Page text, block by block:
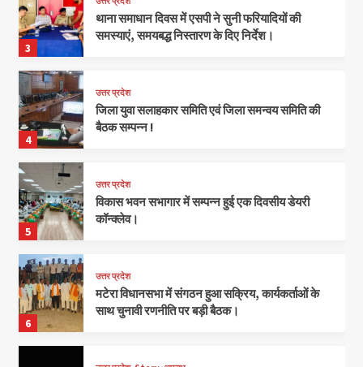
3
थाना समाधान दिवस में एसपी ने सुनी फरियादियों की
समस्याएं, समयबद्ध निस्तारण के दिए निर्देश।
4
उत्तर प्रदेश
जिला युवा सलाहकार समिति एवं जिला समन्वय समिति की
बैठक सम्पन्न !
5
उत्तर प्रदेश
विकास भवन सभागार में सम्पन्न हुई एक दिवसीय डेयरी
कॉन्क्लेव।
6
उत्तर प्रदेश
मटेरा विधानसभा में संगठन हुआ सक्रिय, कार्यकर्ताओं के
साथ चुनावी रणनीति पर बड़ी बैठक।